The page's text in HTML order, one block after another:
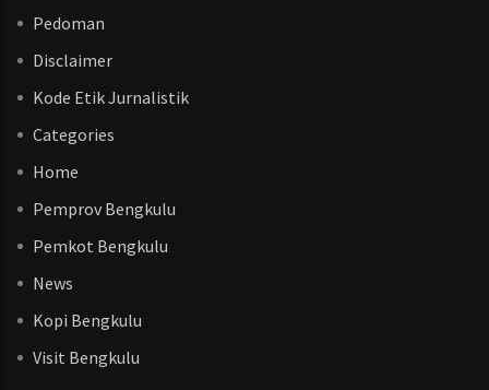
Pedoman
Disclaimer
Kode Etik Jurnalistik
Categories
Home
Pemprov Bengkulu
Pemkot Bengkulu
News
Kopi Bengkulu
Visit Bengkulu